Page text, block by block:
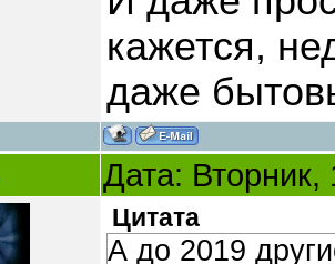
кажется,
даже
Дата:
Цитата
А до 2019